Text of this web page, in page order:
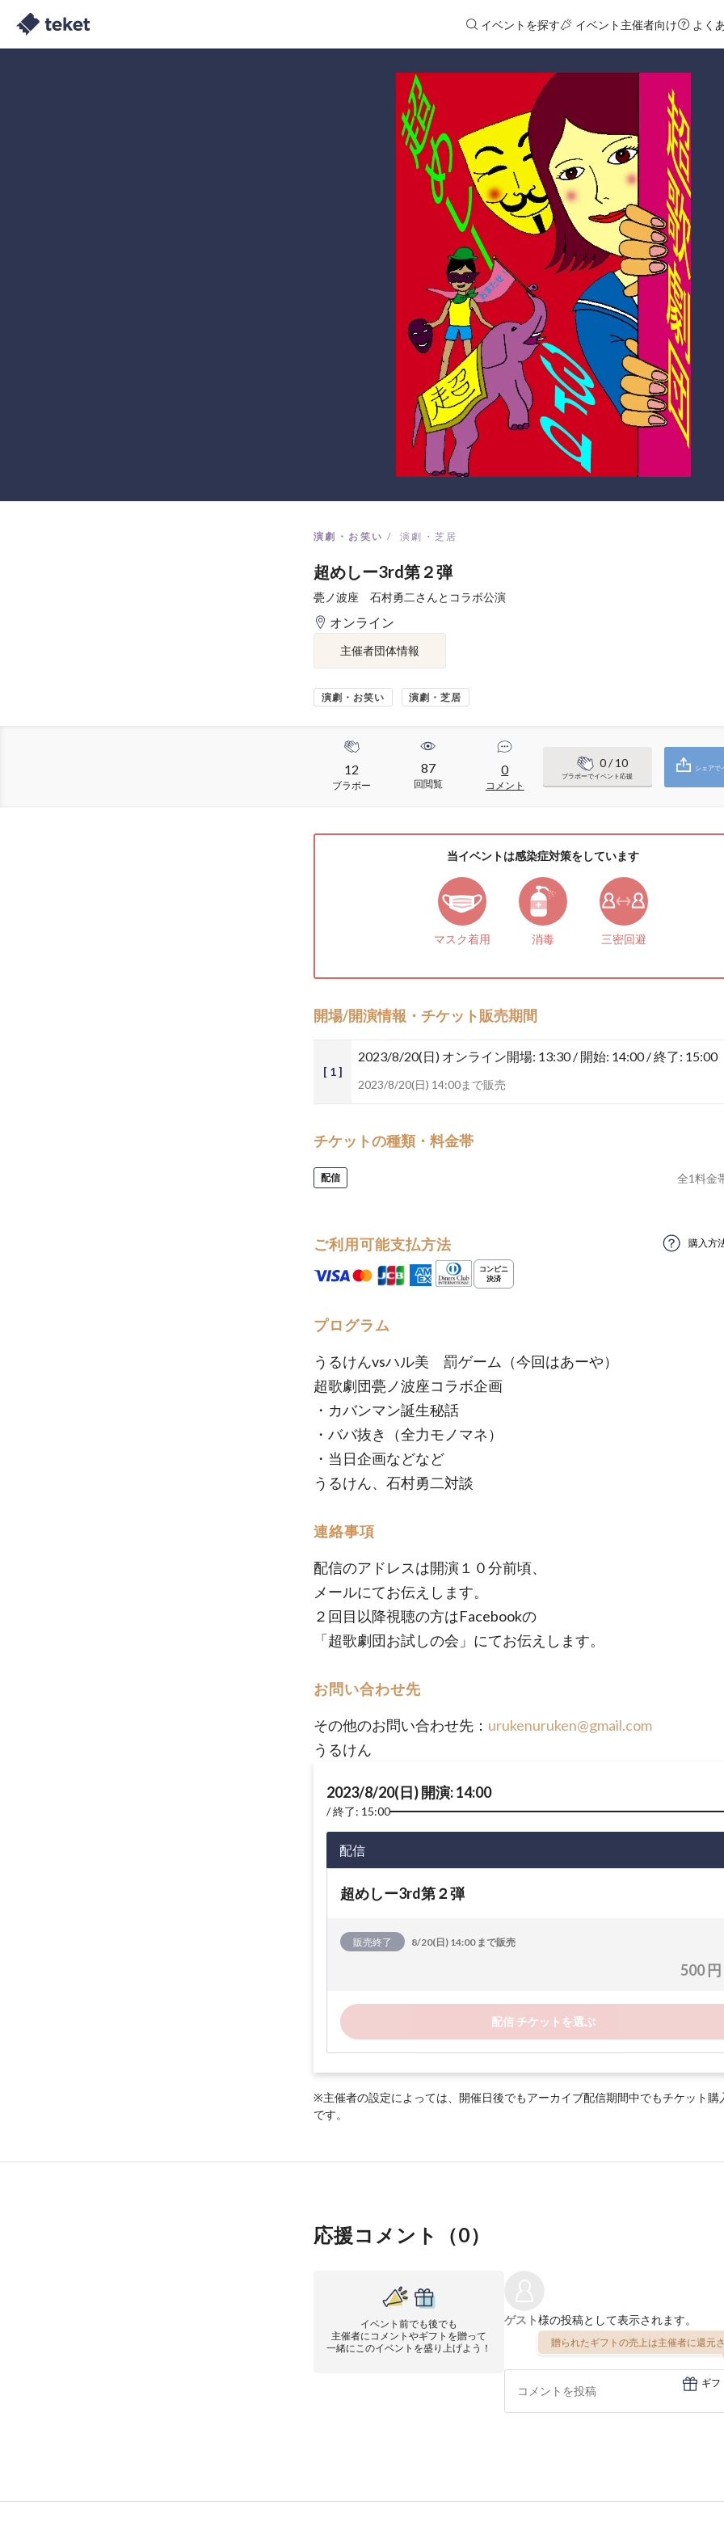
イベントを探す イベント主催者向け よく
演劇・お笑い 演劇・芝居
超めしー3rd第２弾
甍ノ波座 石村勇二さんとコラボ公演
オンライン
主催者団体情報
演劇・お笑い 演劇・芝居
12
ブラボー
87
回閲覧
0
コメント
0/ 10
ブラボーでイベント応援
シェアで
当イベントは感染症対策をしています
マスク着用 消毒 三密回避
開場/開演情報・チケット販売期間
[ 1 ]
2023/8/20(日) オンライン開場: 13:30 / 開始: 14:00 / 終了: 15:00
2023/8/20(日) 14:00まで販売
チケットの種類・料金帯
配信 全1料金
ご利用可能支払方法 購入方
プログラム
うるけんvsハル美 罰ゲーム（今回はあーや）
超歌劇団甍ノ波座コラボ企画
・カバンマン誕生秘話
・ババ抜き（全力モノマネ）
・当日企画などなど
うるけん、石村勇二対談
連絡事項
配信のアドレスは開演１０分前頃、
メールにてお伝えします。
２回目以降視聴の方はFacebookの
「超歌劇団お試しの会」にてお伝えします。
お問い合わせ先
その他のお問い合わせ先： urukenuruken@gmail.com
うるけん
2023/8/20(日) 開演: 14:00
終了: 15:00
配信
超めしー3rd第２弾
販売終了 8/20(日) 14:00 まで販売
500 円
配信 チケットを選ぶ
※主催者の設定によっては、開催日後でもアーカイブ配信期間中でもチケット購
です。
応援コメント（0）
イベント前でも後でも
主催者にコメントやギフトを贈って
一緒にこのイベントを盛り上げよう！
ゲスト様の投稿として表示されます。
贈られたギフトの売上は主催者に還元
ギフ